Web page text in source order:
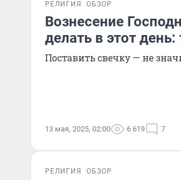
РЕЛИГИЯ ОБЗОР
Вознесение
делать в этот
Поставить свечку — не
13 мая, 2025, 02:00 6 619 7
РЕЛИГИЯ ОБЗОР